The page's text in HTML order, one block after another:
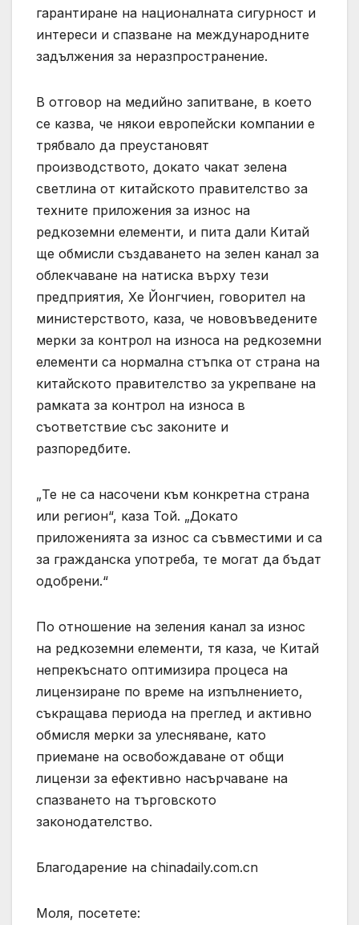
гарантиране на националната сигурност и
интереси и спазване на международните
задължения за неразпространение.
В отговор на медийно запитване, в което
се казва, че някои европейски компании е
трябвало да преустановят
производството, докато чакат зелена
светлина от китайското правителство за
техните приложения за износ на
редкоземни елементи, и пита дали Китай
ще обмисли създаването на зелен канал за
облекчаване на натиска върху тези
предприятия, Хе Йонгчиен, говорител на
министерството, каза, че нововъведените
мерки за контрол на износа на редкоземни
елементи са нормална стъпка от страна на
китайското правителство за укрепване на
рамката за контрол на износа в
съответствие със законите и
разпоредбите.
„Те не са насочени към конкретна страна
или регион“, каза Той. „Докато
приложенията за износ са съвместими и са
за гражданска употреба, те могат да бъдат
одобрени.“
По отношение на зеления канал за износ
на редкоземни елементи, тя каза, че Китай
непрекъснато оптимизира процеса на
лицензиране по време на изпълнението,
съкращава периода на преглед и активно
обмисля мерки за улесняване, като
приемане на освобождаване от общи
лицензи за ефективно насърчаване на
спазването на търговското
законодателство.
Благодарение на chinadaily.com.cn
Моля, посетете: